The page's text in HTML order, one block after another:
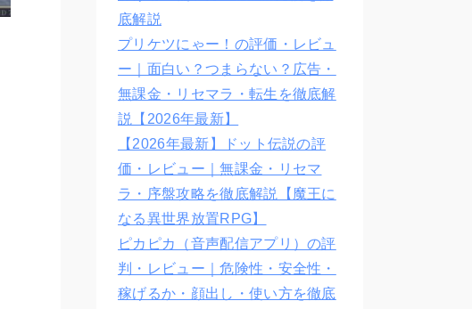
底解説
プリケツにゃー！の評価・レビュ
ー｜面白い？つまらない？広告・
無課金・リセマラ・転生を徹底解
説【2026年最新】
【2026年最新】ドット伝説の評
価・レビュー｜無課金・リセマ
ラ・序盤攻略を徹底解説【魔王に
なる異世界放置RPG】
ピカピカ（音声配信アプリ）の評
判・レビュー｜危険性・安全性・
稼げるか・顔出し・使い方を徹底